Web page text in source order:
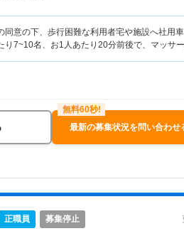
同意の下、歩行困難な利用者宅や施設へ社用
り7~10名、お1人あたり20分前後で、マッサ
最新の募集状況を問い合わせ
正職員 募集停止